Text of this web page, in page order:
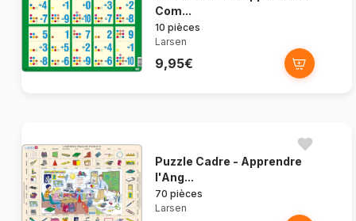
Com...
10 pièces
Larsen
9,95€
Puzzle Cadre - Apprendre
l'Ang...
70 pièces
Larsen